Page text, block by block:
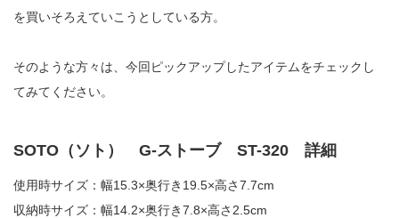
を買いそろえていこうとしている方。
そのような方々は、今回ピックアップしたアイテムをチェックし
てみてください。
SOTO（ソト） G-ストーブ ST-320 詳細
使用時サイズ：幅15.3×奥行き19.5×高さ7.7cm
収納時サイズ：幅14.2×奥行き7.8×高さ2.5cm